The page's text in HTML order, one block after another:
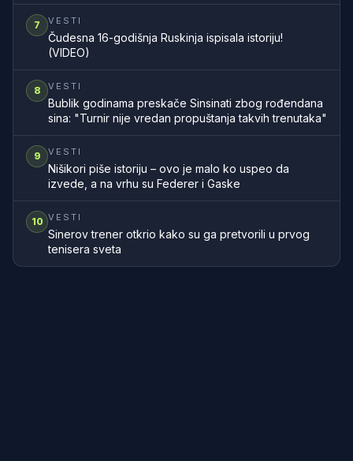
7 VESTI
Čudesna 16-godišnja Ruskinja ispisala istoriju!
(VIDEO)
8 VESTI
Bublik godinama preskače Sinsinati zbog rođendana
sina: "Turnir nije vredan propuštanja takvih trenutaka"
9 VESTI
Nišikori piše istoriju – ovo je malo ko uspeo da
izvede, a na vrhu su Federer i Gaske
10 VESTI
Sinerov trener otkrio kako su ga pretvorili u prvog
tenisera sveta